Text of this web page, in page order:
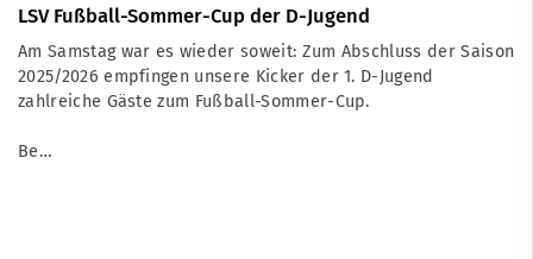
LSV Fußball-Sommer-Cup der D-Jugend
Am Samstag war es wieder soweit: Zum Abschluss der Saison
2025/2026 empfingen unsere Kicker der 1. D-Jugend
zahlreiche Gäste zum Fußball-Sommer-Cup.
Be…